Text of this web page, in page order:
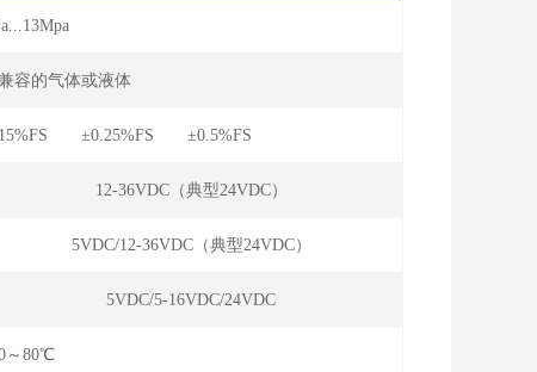
容的气体或液体
±0.25%FS ±0.5%FS
12-36VDC（典型24VDC）
5VDC/12-36VDC（典型24VDC）
5VDC/5-16VDC/24VDC
～80℃